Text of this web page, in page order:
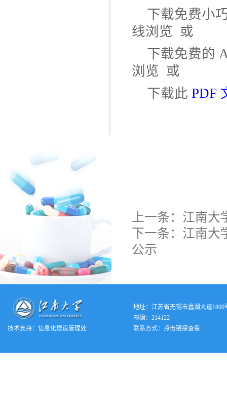
下载免费小
线浏览 或
下载免费的
浏览 或
下载此 PDF
上一条： 江南大
下一条： 江南大
公示
技术支持： 信息化建设管理处
地址：江苏省无锡市蠡湖大道1800
邮编：214122
联系方式：
点击链接查看